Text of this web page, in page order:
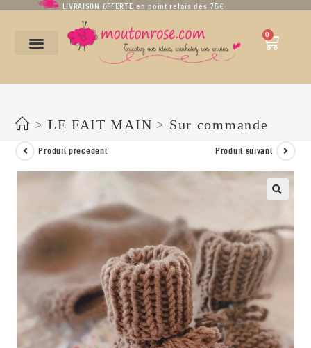
LIVRAISON OFFERTE en point relais dès 75€
0
> LE FAIT MAIN > Sur commande
Produit précédent Produit suivant